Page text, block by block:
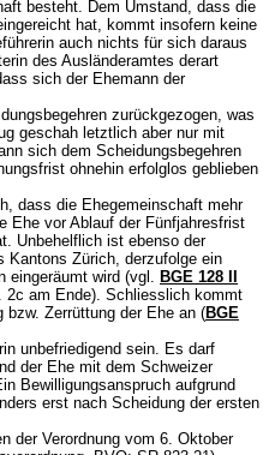
besteht. Dem Umstand, dass die
hat, kommt insofern keine
auch nichts für sich daraus
des Ausländeramtes derart
sich der Ehemann der
zurückgezogen, was
geschah letztlich aber nur mit
sich dem Scheidungsbegehren
ohnehin erfolglos geblieben
dass die Ehegemeinschaft mehr
Ehe vor Ablauf der Fünfjahresfrist
Unbehelflich ist ebenso der
Kantons Zürich, derzufolge ein
eingeräumt wird (vgl. BGE 128 II
2c am Ende). Schliesslich kommt
Zerrüttung der Ehe an (BGE
unbefriedigend sein. Es darf
der Ehe mit dem Schweizer
Bewilligungsanspruch aufgrund
erst nach Scheidung der ersten
der Verordnung vom 6. Oktober